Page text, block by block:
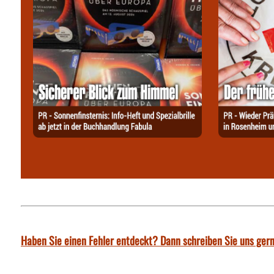
Haben Sie einen Fehler entdeckt? Dann schreiben Sie uns